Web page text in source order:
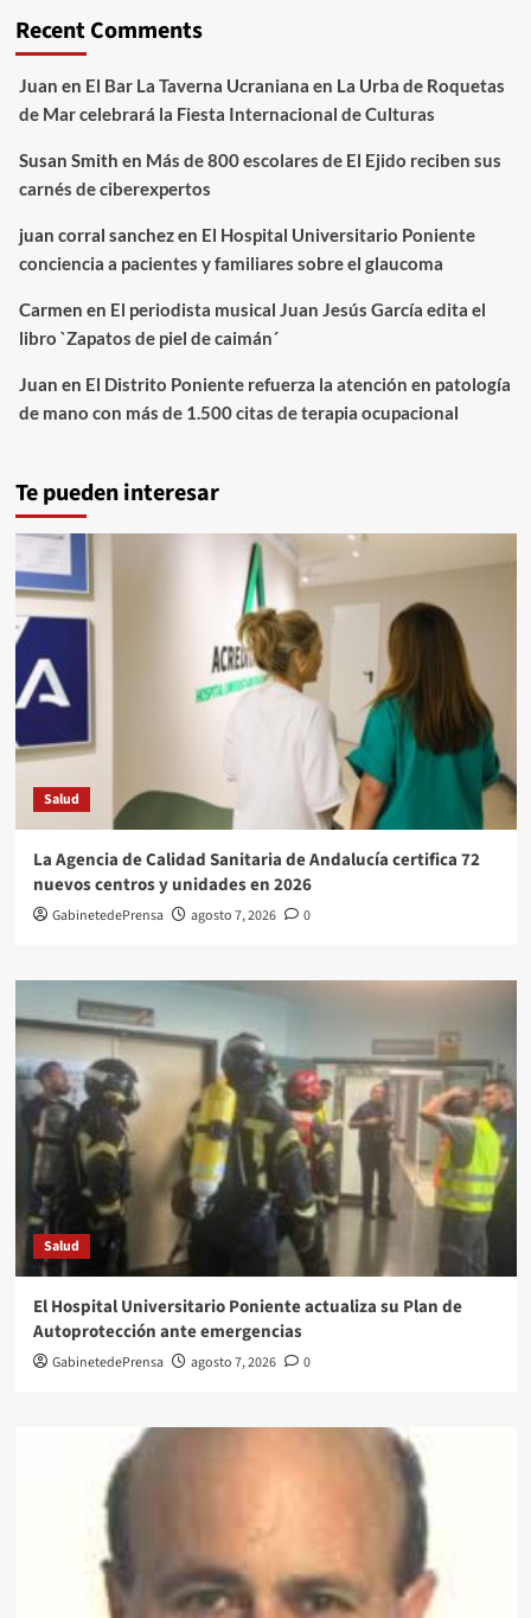
Recent Comments
Juan en El Bar La Taverna Ucraniana en La Urba de Roquetas
de Mar celebrará la Fiesta Internacional de Culturas
Susan Smith en Más de 800 escolares de El Ejido reciben sus
carnés de ciberexpertos
juan corral sanchezen El Hospital Universitario Poniente
conciencia a pacientes y familiares sobre el glaucoma
Carmen en El periodista musical Juan Jesús García edita el
libro `Zapatos de piel de caimán´
Juan en El Distrito Poniente refuerza la atención en patología
de mano con más de 1.500 citas de terapia ocupacional
Te pueden interesar
Salud
La Agencia de Calidad Sanitaria de Andalucía certifica 72
nuevos centros y unidades en 2026
GabinetedePrensa agosto 7, 2026 0
Salud
El Hospital Universitario Poniente actualiza su Plan de
Autoprotección ante emergencias
GabinetedePrensa agosto 7, 2026 0